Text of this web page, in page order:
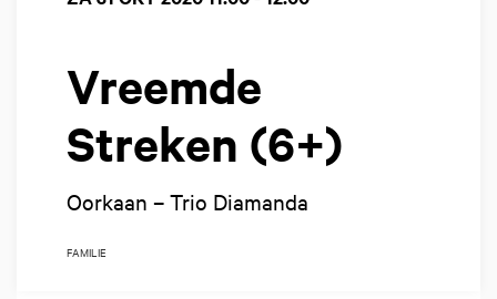
Vreemde
Streken (6+)
Oorkaan – Trio Diamanda
FAMILIE